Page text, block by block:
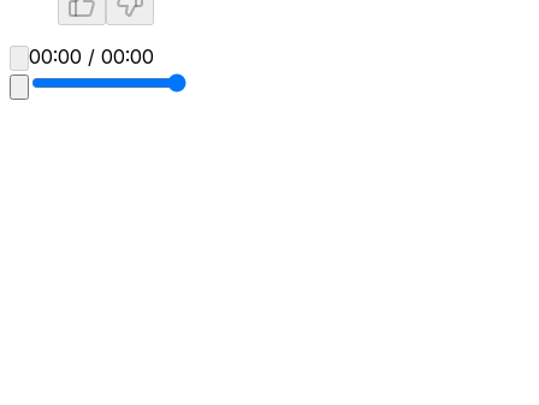
00:00 / 00:00